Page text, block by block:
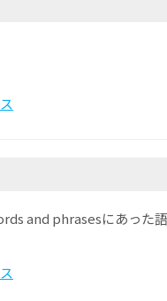
and phrasesにあった